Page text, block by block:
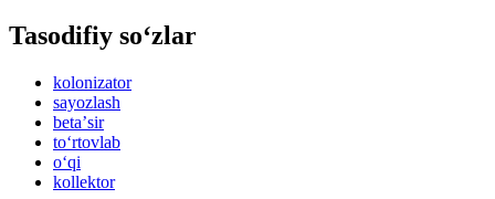
Tasodifiy so‘zlar
kolonizator
sayozlash
betaʼsir
to‘rtovlab
o‘qi
kollektor